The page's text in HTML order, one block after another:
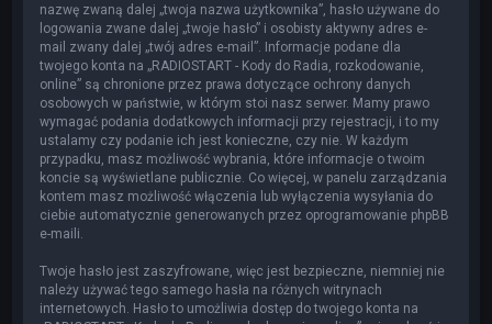
nazwę zwaną dalej „twoja nazwa użytkownika”, hasło używane do
logowania zwane dalej „twoje hasło” i osobisty aktywny adres e-
mail zwany dalej „twój adres e-mail”. Informacje podane dla
twojego konta na „RADIOSTART - Kody do Radia, rozkodowanie,
online” są chronione przez prawa dotyczące ochrony danych
osobowych w państwie, w którym stoi nasz serwer. Mamy prawo
wymagać podania dodatkowych informacji przy rejestracji, i to my
ustalamy czy podanie ich jest konieczne, czy nie. W każdym
przypadku, masz możliwość wybrania, które informacje o twoim
koncie są wyświetlane publicznie. Co więcej, w panelu zarządzania
kontem masz możliwość włączenia lub wyłączenia wysyłania do
ciebie automatycznie generowanych przez oprogramowanie phpBB
e-maili.
Twoje hasło jest zaszyfrowane, więc jest bezpieczne, niemniej nie
należy używać tego samego hasła na różnych witrynach
internetowych. Hasło to umożliwia dostęp do twojego konta na